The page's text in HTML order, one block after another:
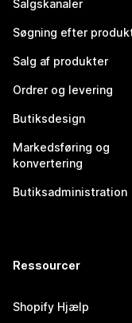
Salgskanaler
Søgning efter
Salg af produkter
Ordrer og levering
Butiksdesign
Markedsføring og
konvertering
Butiksadministration
Ressourcer
Shopify Hjælp